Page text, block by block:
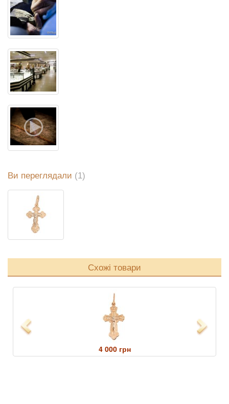
Ви переглядали (1)
Схожі товари
Previous
4 000 грн
Next